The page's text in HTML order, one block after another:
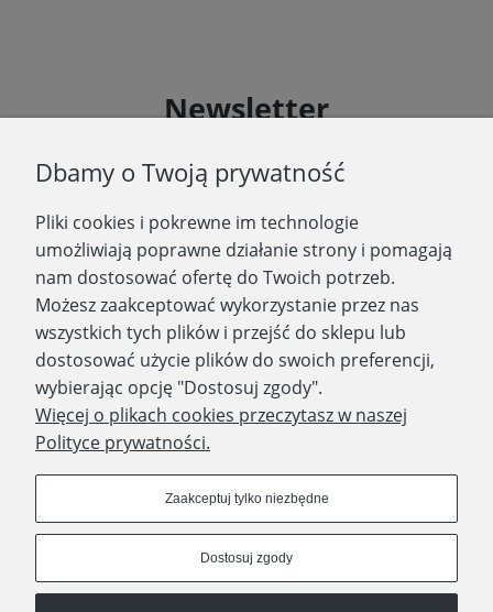
Newsletter
informacje o nowościach i promocjach.
Zapisz się
WYDAWNICTWO PROMIC
PRODUKTY
Prawa autorskie © 2023 - Wydawnictwo PROMIC
Dbamy o Twoją prywatność
Pliki cookies i pokrewne im technologie
umożliwiają poprawne działanie strony i pomagają
nam dostosować ofertę do Twoich potrzeb.
Możesz zaakceptować wykorzystanie przez nas
wszystkich tych plików i przejść do sklepu lub
dostosować użycie plików do swoich preferencji,
wybierając opcję "Dostosuj zgody".
Więcej o plikach cookies przeczytasz w naszej
Polityce prywatności.
Zaakceptuj tylko niezbędne
Dostosuj zgody